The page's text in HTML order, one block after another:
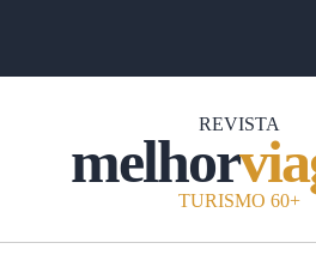
REVISTA
melhor
TURISMO 60+